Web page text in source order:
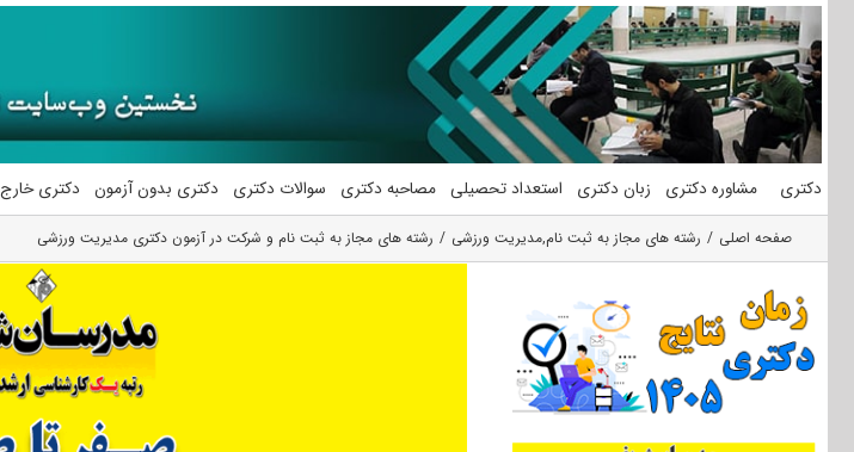
محتوا
دکتری مشاوره دکتری زبان دکتری استعداد تحصیلی مصاحبه دکتری سوالات دکتری دکتری بدون آزمون دکتری
صفحه اصلی رشته های مجاز به ثبت نام,مدیریت ورزشی رشته های مجاز به ثبت نام و شرکت در آزمون دکتری مدیریت ورزشی